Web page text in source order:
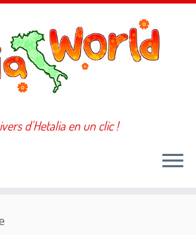
d'Hetalia en un clic !